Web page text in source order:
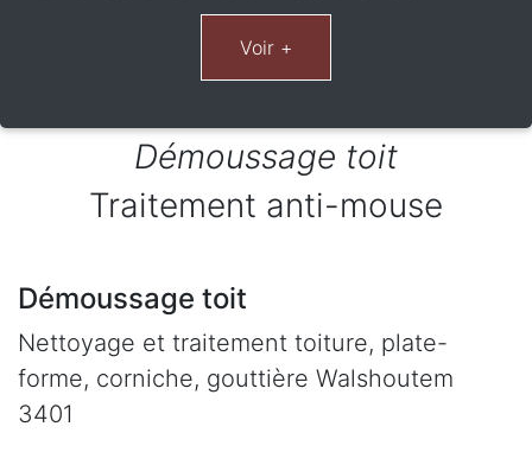
Démoussage toit
Traitement anti-mouse
Démoussage toit
Nettoyage et traitement toiture, plate-
forme, corniche, gouttière Walshoutem
3401